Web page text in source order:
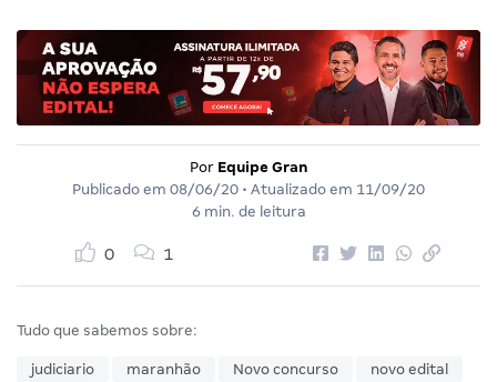
Por Equipe Gran
Publicado em 08/06/20 • Atualizado em 11/09/20
6 min. de leitura
0 1
Tudo que sabemos sobre:
judiciario maranhão Novo concurso
novo edital